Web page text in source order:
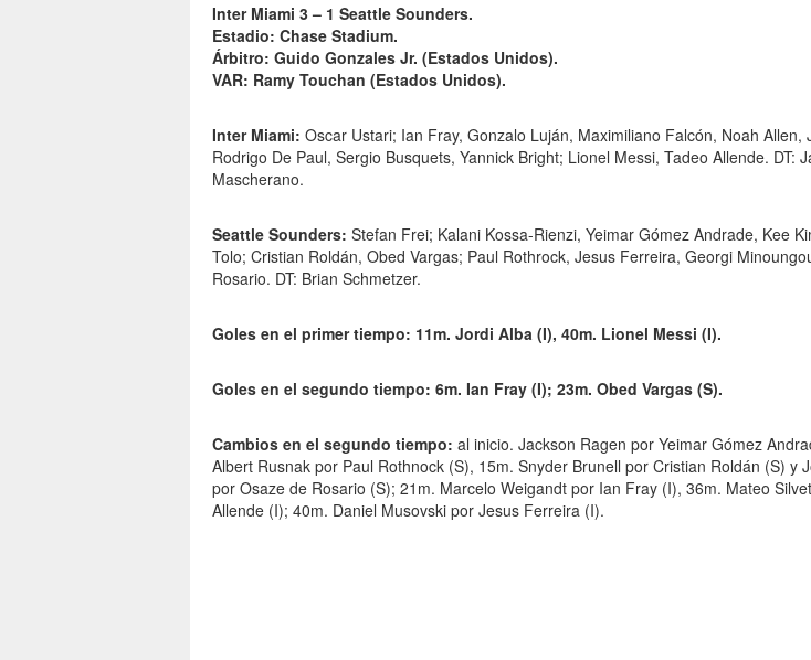
Inter Miami 3 – 1 Seattle Sounders.
Estadio: Chase Stadium.
Árbitro: Guido Gonzales Jr. (Estados Unidos).
VAR: Ramy Touchan (Estados Unidos).
Inter Miami: Oscar Ustari; Ian Fray, Gonzalo Luján, Maximiliano Falcón, Noah Allen,
Rodrigo De Paul, Sergio Busquets, Yannick Bright; Lionel Messi, Tadeo Allende. DT:
Mascherano.
Seattle Sounders: Stefan Frei; Kalani Kossa-Rienzi, Yeimar Gómez Andrade, Kee
Tolo; Cristian Roldán, Obed Vargas; Paul Rothrock, Jesus Ferreira, Georgi
Rosario. DT: Brian Schmetzer.
Goles en el primer tiempo: 11m. Jordi Alba (I), 40m. Lionel Messi (I).
Goles en el segundo tiempo: 6m. Ian Fray (I); 23m. Obed Vargas (S).
Cambios en el segundo tiempo: al inicio. Jackson Ragen por Yeimar Gómez
Albert Rusnak por Paul Rothnock (S), 15m. Snyder Brunell por Cristian Roldán (S) y
por Osaze de Rosario (S); 21m. Marcelo Weigandt por Ian Fray (I), 36m. Mateo
Allende (I); 40m. Daniel Musovski por Jesus Ferreira (I).